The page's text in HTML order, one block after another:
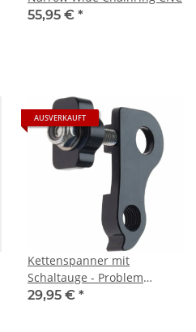
55,95 € *
AUSVERKAUFT
Kettenspanner mit
Schaltauge - Problem
Solvers - Chain Tensioner
29,95 € *